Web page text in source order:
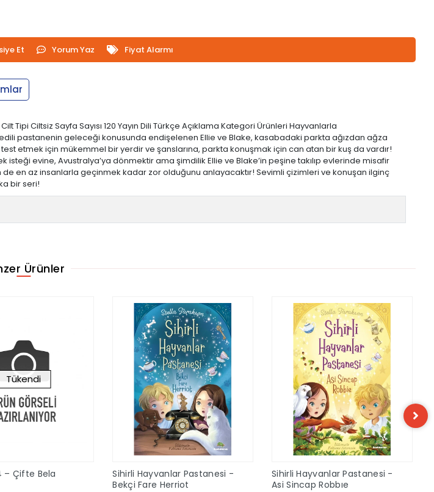
Et Yorum Yaz Fiyat Alarmı
Cilt Tipi Ciltsiz Sayfa Sayısı 120 Yayın Dili Türkçe Açıklama Kategori Ürünleri Hayvanlarla
pastanenin geleceği konusunda endişelenen Ellie ve Blake, kasabadaki parkta ağızdan ağza
etmek için mükemmel bir yerdir ve şanslarına, parkta konuşmak için can atan bir kuş da vardır!
evine, Avustralya’ya dönmektir ama şimdilik Ellie ve Blake’in peşine takılıp evlerinde misafir
en az insanlarla geçinmek kadar zor olduğunu anlayacaktır! Sevimli çizimleri ve konuşan ilginç
bir seri!
Ürünler
Tükendi
– Çifte Bela
Sihirli Hayvanlar Pastanesi -
Bekçi Fare Herriot
Sihirli Hayvanlar Pastanesi -
Asi Sincap Robbıe